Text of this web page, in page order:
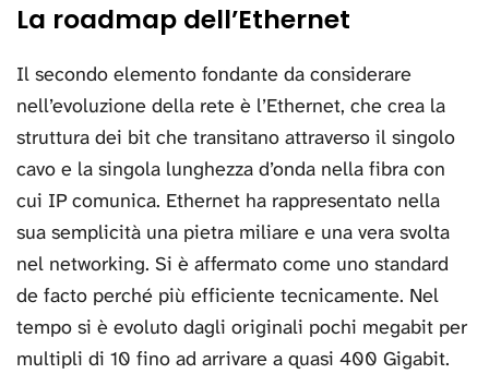
La roadmap dell’Ethernet
Il secondo elemento fondante da considerare
nell’evoluzione della rete è l’Ethernet, che crea la
struttura dei bit che transitano attraverso il singolo
cavo e la singola lunghezza d’onda nella fibra con
cui IP comunica. Ethernet ha rappresentato nella
sua semplicità una pietra miliare e una vera svolta
nel networking. Si è affermato come uno standard
de facto perché più efficiente tecnicamente. Nel
tempo si è evoluto dagli originali pochi megabit per
multipli di 10 fino ad arrivare a quasi 400 Gigabit.